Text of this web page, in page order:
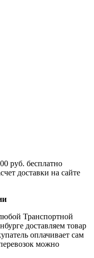
руб. бесплатно
доставки на сайте
Транспортной
доставляем товар
оплачивает сам
можно